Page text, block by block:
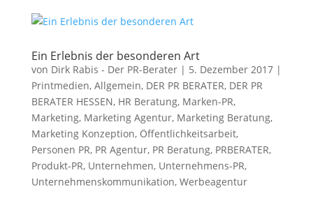
Ein Erlebnis der besonderen Art
von Dirk Rabis - Der PR-Berater| 5. Dezember 2017|
Printmedien, Allgemein, DER PR BERATER, DER PR
BERATER HESSEN, HR Beratung, Marken-PR,
Marketing, Marketing Agentur, Marketing Beratung,
Marketing Konzeption, Öffentlichkeitsarbeit,
Personen PR, PR Agentur, PR Beratung, PRBERATER,
Produkt-PR, Unternehmen, Unternehmens-PR,
Unternehmenskommunikation, Werbeagentur